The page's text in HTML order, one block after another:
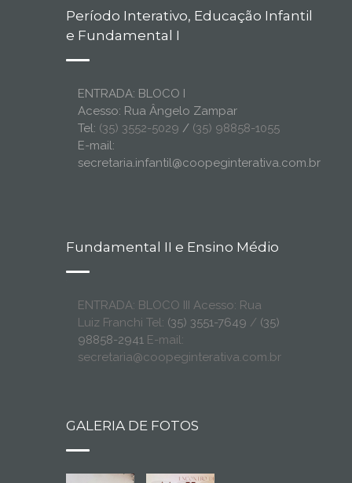
Período Interativo, Educação Infantil
e Fundamental I
ENTRADA: BLOCO I
Acesso: Rua Ângelo Zampar
Tel: (35) 3552-5029 / (35) 98858-1055
E-mail:
secretaria.infantil@coopeginterativa.com.br
Fundamental II e Ensino Médio
ENTRADA: BLOCO III Acesso: Rua
Luiz Franchi Tel: (35) 3551-7649 / (35)
98858-2941 E-mail:
secretaria@coopeginterativa.com.br
GALERIA DE FOTOS